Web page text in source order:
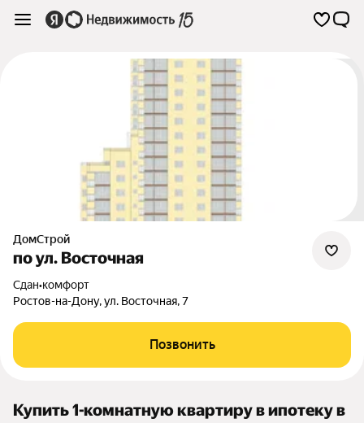
ДомСтрой
по ул. Восточная
Сдан•комфорт
Ростов-на-Дону,ул. Восточная,7
Позвонить
Купить 1-комнатную квартиру в ипотеку в